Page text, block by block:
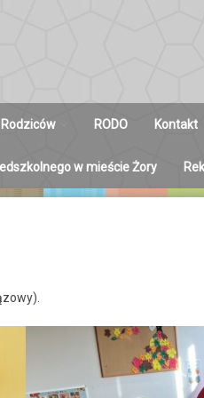
Rodziców RODO Kontakt
w mieście Żory